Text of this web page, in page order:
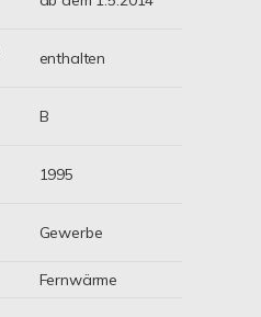
enthalten
B
1995
Gewerbe
Fernwärme